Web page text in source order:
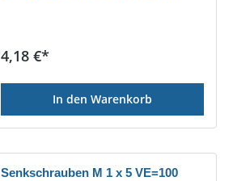
Regulärer Preis:
4,18 €*
In den Warenkorb
Senkschrauben M 1 x 5 VE=100